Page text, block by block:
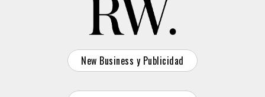
New Business y Publicidad